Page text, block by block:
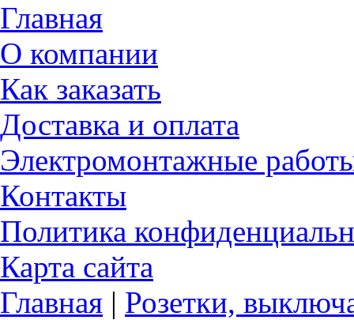
Главная
О компании
Как заказать
Доставка и оплата
Электромонтажные
Контакты
Политика
Карта сайта
Главная | Розетки,